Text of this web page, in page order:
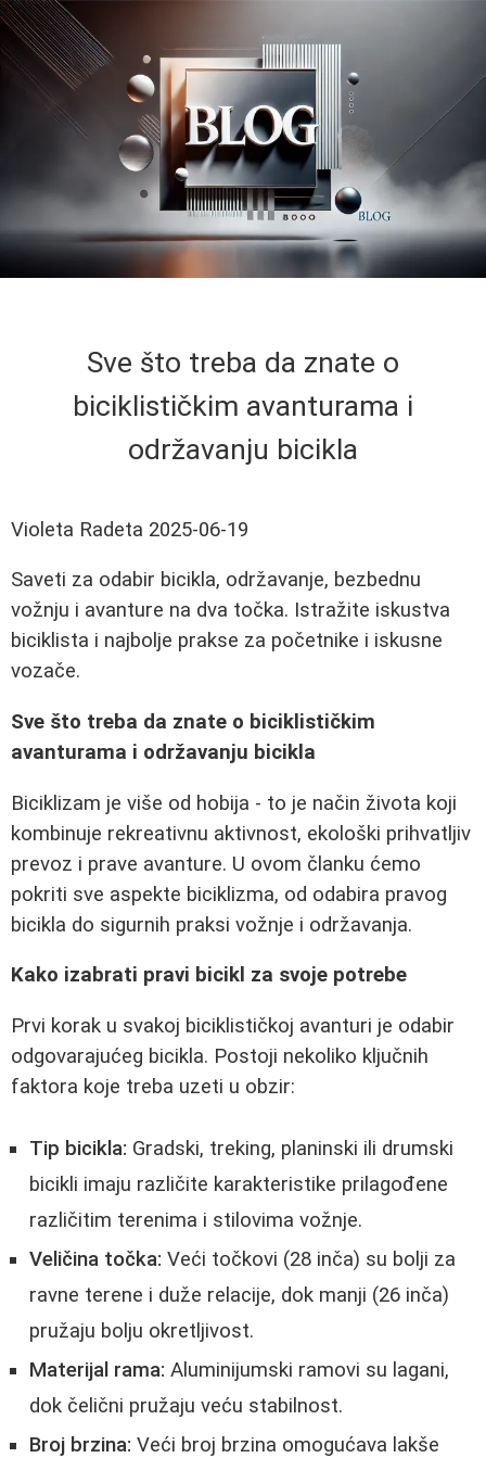
Sve što treba da znate o
biciklističkim avanturama i
održavanju bicikla
Violeta Radeta 2025-06-19
Saveti za odabir bicikla, održavanje, bezbednu
vožnju i avanture na dva točka. Istražite iskustva
biciklista i najbolje prakse za početnike i iskusne
vozače.
Sve što treba da znate o biciklističkim
avanturama i održavanju bicikla
Biciklizam je više od hobija - to je način života koji
kombinuje rekreativnu aktivnost, ekološki prihvatljiv
prevoz i prave avanture. U ovom članku ćemo
pokriti sve aspekte biciklizma, od odabira pravog
bicikla do sigurnih praksi vožnje i održavanja.
Kako izabrati pravi bicikl za svoje potrebe
Prvi korak u svakoj biciklističkoj avanturi je odabir
odgovarajućeg bicikla. Postoji nekoliko ključnih
faktora koje treba uzeti u obzir:
Tip bicikla: Gradski, treking, planinski ili drumski
bicikli imaju različite karakteristike prilagođene
različitim terenima i stilovima vožnje.
Veličina točka: Veći točkovi (28 inča) su bolji za
ravne terene i duže relacije, dok manji (26 inča)
pružaju bolju okretljivost.
Materijal rama: Aluminijumski ramovi su lagani,
dok čelični pružaju veću stabilnost.
Broj brzina: Veći broj brzina omogućava lakše